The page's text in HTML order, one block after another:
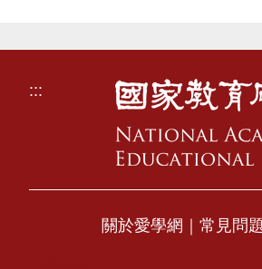
:::
關於愛學網 ｜ 常見問題